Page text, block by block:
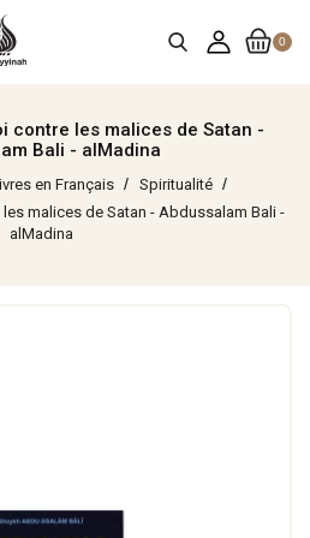
0
contre les malices de Satan -
Bali - alMadina
en Français
Spiritualité
malices de Satan - Abdussalam Bali -
alMadina